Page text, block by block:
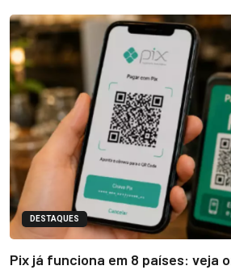
DESTAQUES
Pix já funciona em 8 países: veja